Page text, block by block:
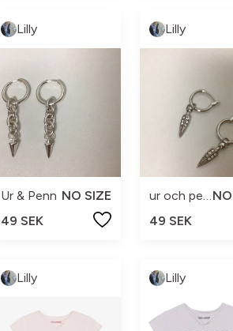
Lilly
Ur & Penn NO SIZE
49 SEK
Lilly
ur och penn
49 SEK
Lilly Lilly